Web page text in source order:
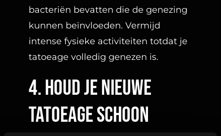
bacteriën bevatten die de genezing
kunnen beïnvloeden. Vermijd
intense fysieke activiteiten totdat je
tatoeage volledig genezen is.
4. houd je nieuwe
tatoeage schoon